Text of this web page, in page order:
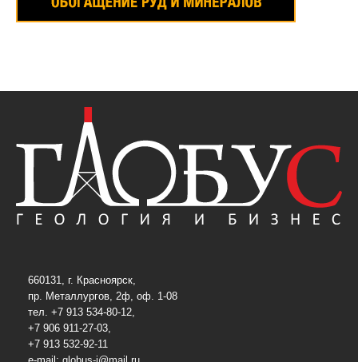
660131, г. Красноярск,
пр. Металлургов, 2ф, оф. 1-08
тел. +7 913 534-80-12,
+7 906 911-27-03,
+7 913 532-92-11